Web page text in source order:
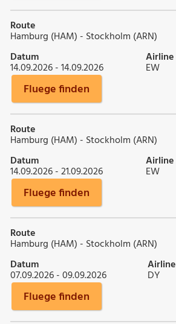
Route
Hamburg (HAM) - Stockholm (ARN)
Datum
14.09.2026 - 14.09.2026
Airline
EW
Fluege finden
Route
Hamburg (HAM) - Stockholm (ARN)
Datum
14.09.2026 - 21.09.2026
Airline
EW
Fluege finden
Route
Hamburg (HAM) - Stockholm (ARN)
Datum
07.09.2026 - 09.09.2026
Airline
DY
Fluege finden